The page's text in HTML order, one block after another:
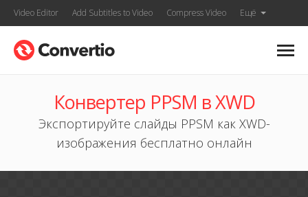
Video Editor Add Subtitles to Video Compress Video Ещё
Конвертер PPSM в XWD
Экспортируйте слайды PPSM как XWD-
изображения бесплатно онлайн